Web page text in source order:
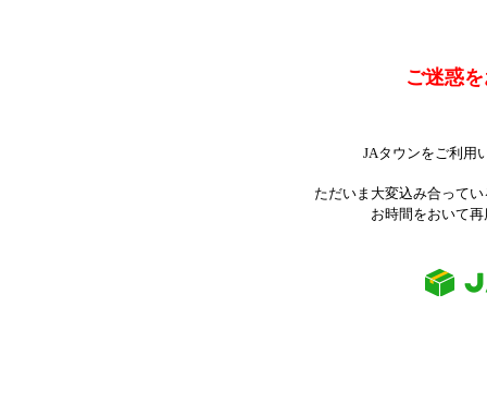
ご迷惑
JAタウンをご利用
ただいま大変込み合って
お時間をおいて